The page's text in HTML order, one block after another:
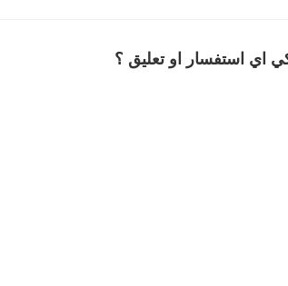
اي استفسار او تعليق ؟